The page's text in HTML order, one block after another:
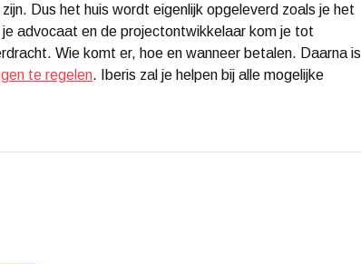
Dus het huis wordt eigenlijk opgeleverd zoals je het
advocaat en de projectontwikkelaar kom je tot
Wie komt er, hoe en wanneer betalen. Daarna is
te regelen. Iberis zal je helpen bij alle mogelijke